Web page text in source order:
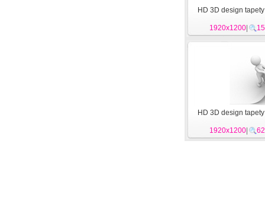
HD 3D design
1920x1200
HD 3D design
1920x1200